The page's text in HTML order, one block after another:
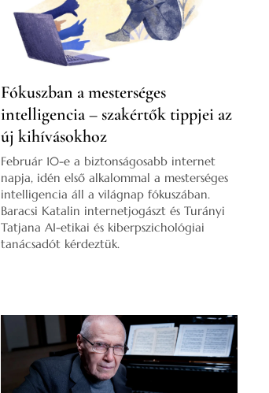
Fókuszban a mesterséges
intelligencia – szakértők tippjei az
új kihívásokhoz
Február 10-e a biztonságosabb internet
napja, idén első alkalommal a mesterséges
intelligencia áll a világnap fókuszában.
Baracsi Katalin internetjogászt és Turányi
Tatjana AI-etikai és kiberpszichológiai
tanácsadót kérdeztük.